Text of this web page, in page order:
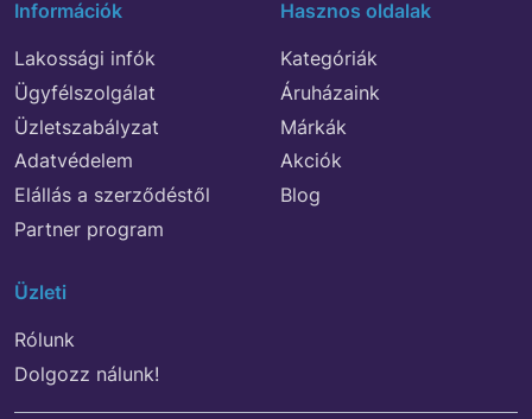
Információk
Lakossági infók
Ügyfélszolgálat
Üzletszabályzat
Adatvédelem
Elállás a szerződéstől
Partner program
Hasznos oldalak
Kategóriák
Áruházaink
Márkák
Akciók
Blog
Üzleti
Rólunk
Dolgozz nálunk!